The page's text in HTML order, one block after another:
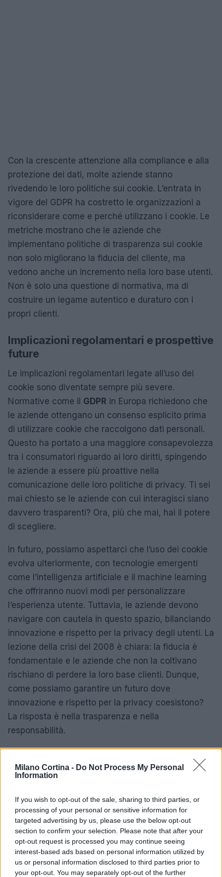
Milano Cortina - Do Not Process My Personal
Information
If you wish to opt-out of the sale, sharing to third parties, or
processing of your personal or sensitive information for
targeted advertising by us, please use the below opt-out
section to confirm your selection. Please note that after your
opt-out request is processed you may continue seeing
interest-based ads based on personal information utilized by
us or personal information disclosed to third parties prior to
your opt-out. You may separately opt-out of the further
Con la crescente attenzione alla compliance e alla
protezione dei dati, molte aziende stanno
rivedendo le loro politiche sui cookie. L’entrata in
vigore del GDPR ha costretto le organizzazioni a
riconsiderare come e perché utilizzano i cookie. Le
metriche mostrano che le aziende che
implementano politiche di trasparenza sui cookie
non solo migliorano la fiducia del cliente, ma
vedono anche un incremento nella loro base utenti.
Non è solo una questione di normativa, ma di
costruire un legame autentico e duraturo con i
propri clienti.
Implicazioni regolamentari e prospettive
future
Le implicazioni regolamentari legate all’uso dei
cookie sono diventate sempre più severe.
Normative come il GDPR in Europa richiedono che
le aziende ottengano un consenso esplicito prima
di utilizzare cookie che raccolgono dati personali.
Questo ha portato a una maggiore consapevolezza
tra i consumatori riguardo ai loro diritti, spingendo
le aziende a essere più proattive nella
comunicazione delle loro politiche di privacy. Ti sei
mai chiesto se le aziende con cui interagisci siano
davvero trasparenti? Ora, più che mai, hai il potere
di scegliere.
In futuro, possiamo aspettarci che l’uso dei cookie
evolva ulteriormente, con tecnologie emergenti
come l’intelligenza artificiale e il machine learning
che offriranno nuovi modi per personalizzare
l’esperienza utente. Tuttavia, le aziende devono
navigare con cautela in questo spazio, bilanciando
innovazione e rispetto per la privacy degli utenti. La
lezione della crisi del 2008 è chiara: la fiducia è
fondamentale e le aziende che non la coltivano
rischiano di perdere la loro base clienti. Dunque,
come possiamo garantire un futuro dove
innovazione e rispetto per la privacy coesistono?
La risposta è nella trasparenza e nella
responsabilità.